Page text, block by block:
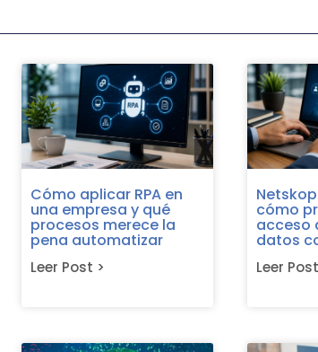
Cómo aplicar RPA en
una empresa y qué
procesos merece la
pena automatizar
Leer Post >
cómo
acceso
datos
Leer